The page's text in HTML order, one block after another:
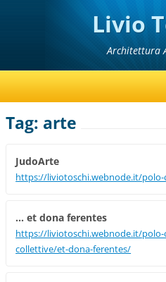
Livio
Architettura
Tag: arte
JudoArte
https://liviotoschi.webnode.it/
... et dona ferentes
https://liviotoschi.webnode.it/
collettive/et-dona-ferentes/